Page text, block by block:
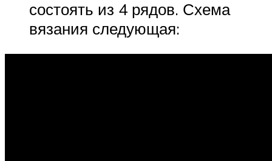
состоять из 4 рядов. Схема
вязания следующая: